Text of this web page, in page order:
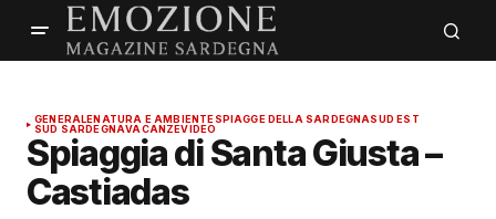
GENERALENATURA E AMBIENTESPIAGGE DELLA SARDEGNASUD EST
SUD SARDEGNAVACANZEVIDEO
Spiaggia di Santa Giusta –
Castiadas